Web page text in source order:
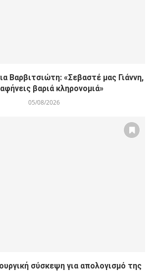
Βαρβιτσιώτη: «Σεβαστέ μας Γιάννη,
βαριά κληρονομιά»
05/08/2026
σύσκεψη για απολογισμό της